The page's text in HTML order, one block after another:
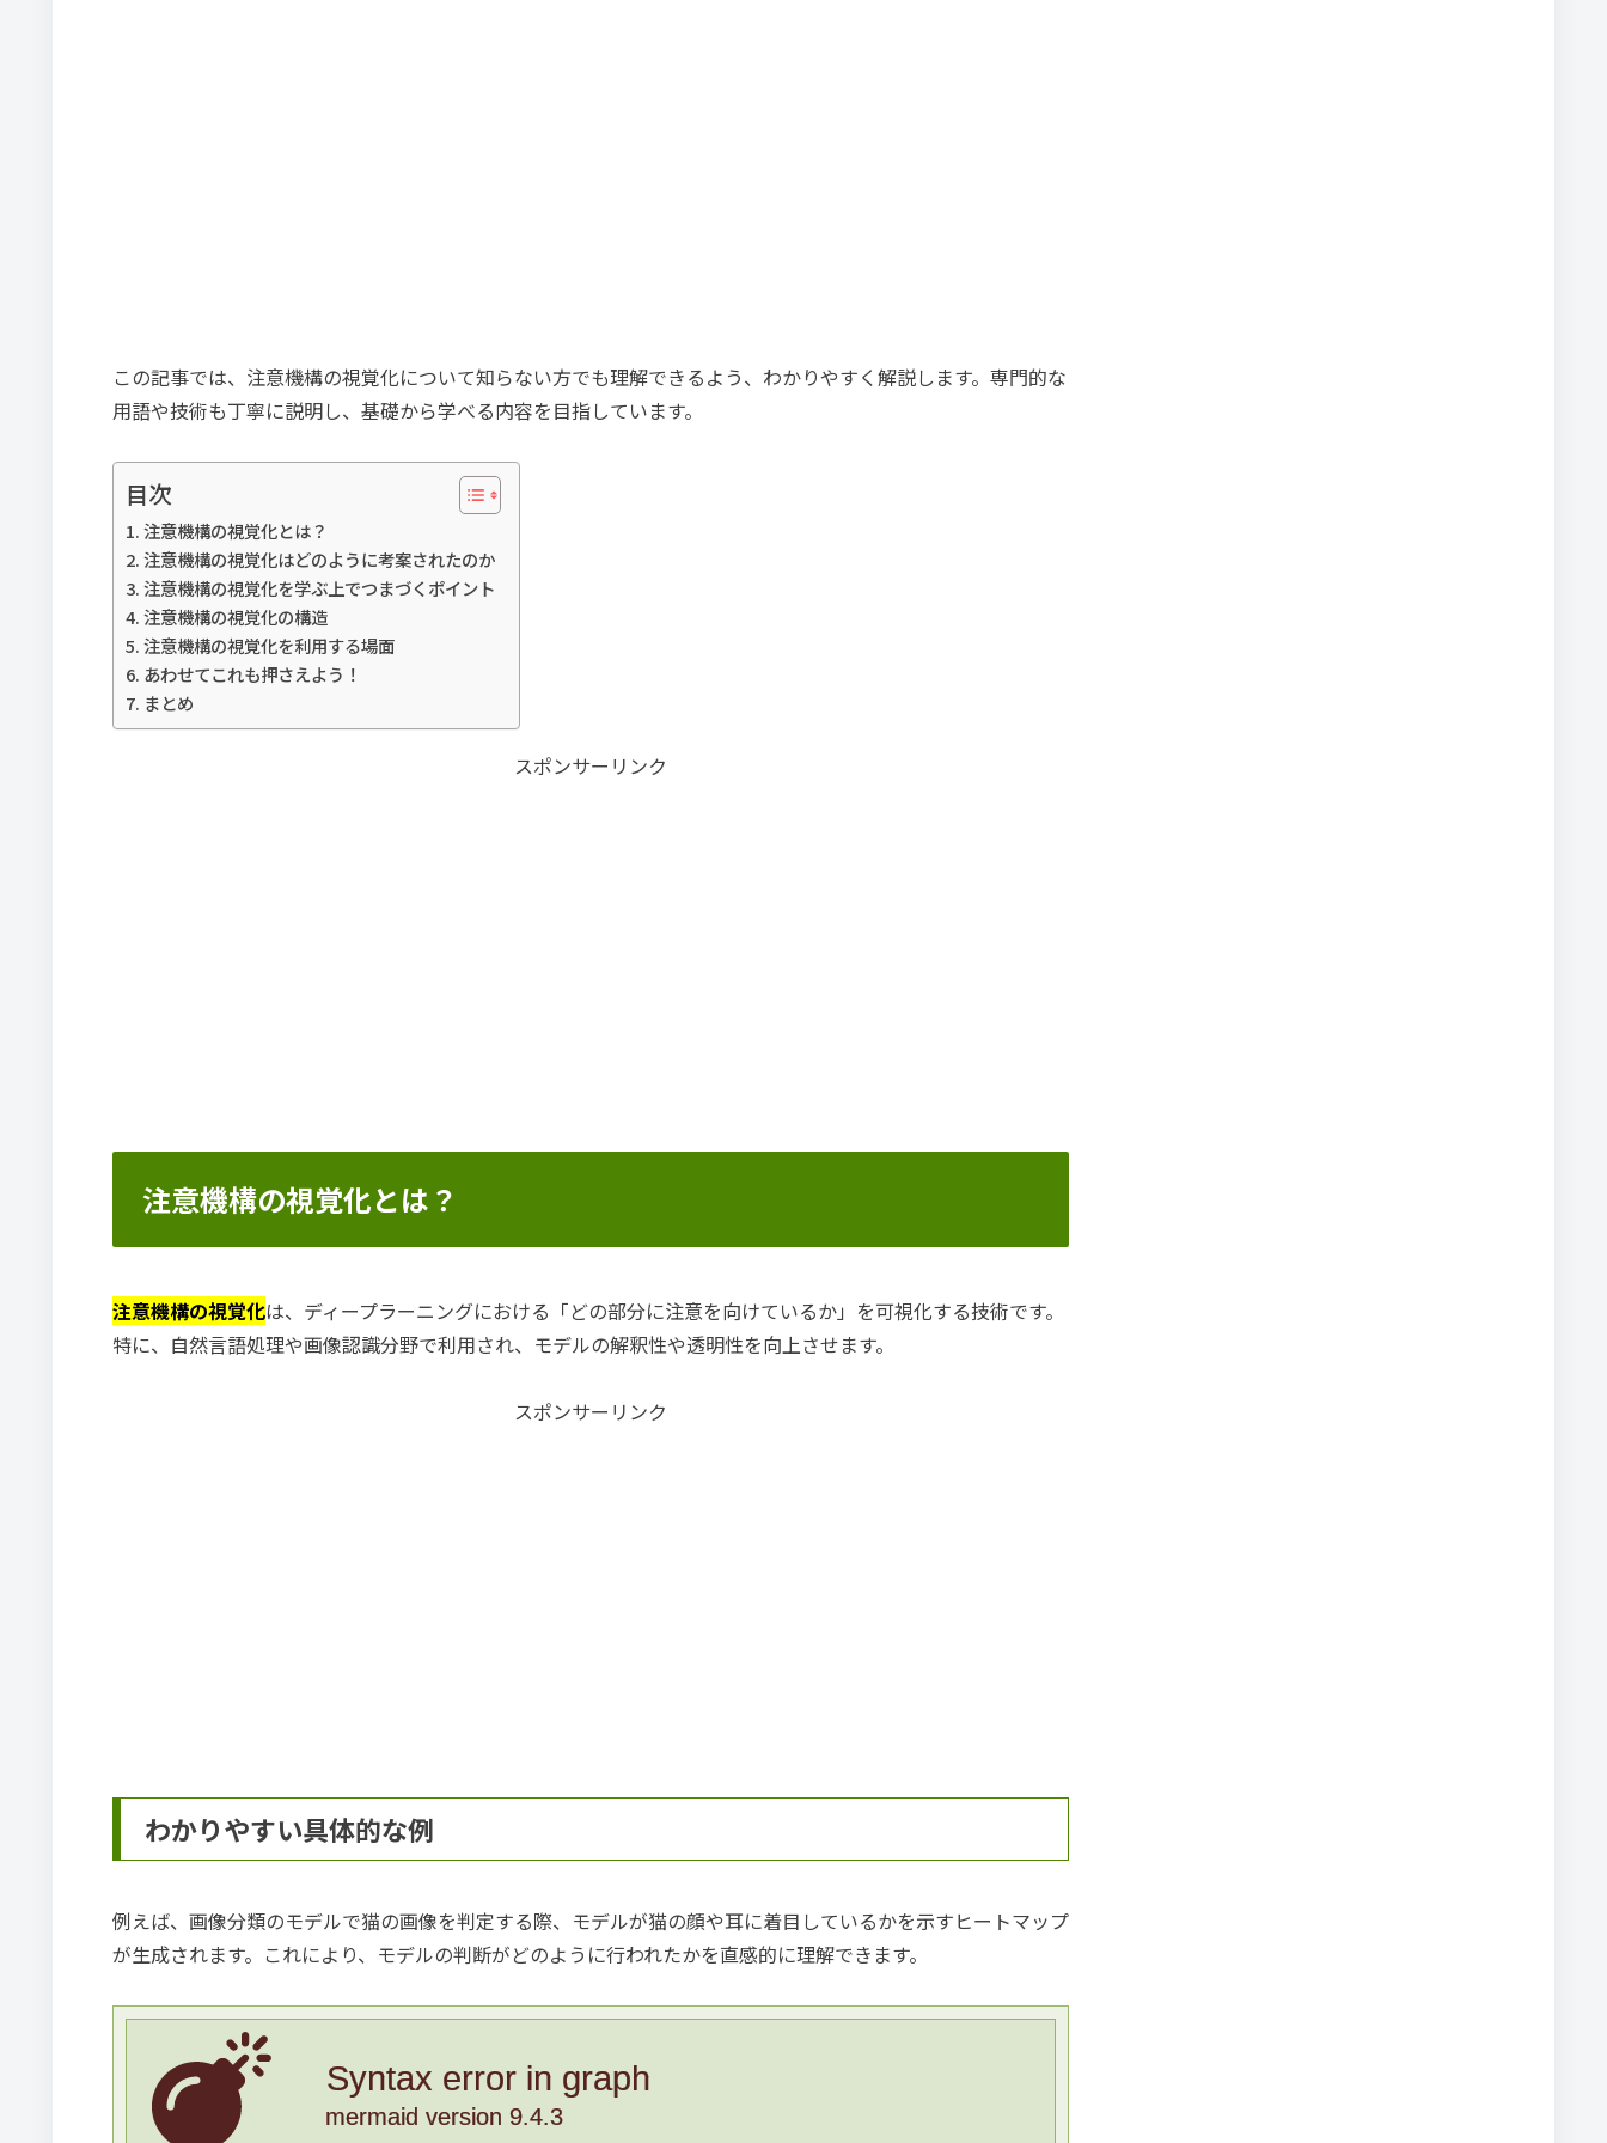
この記事では、注意機構の視覚化について知らない方でも理解できるよう、わかりやすく解説します。専門的な
用語や技術も丁寧に説明し、基礎から学べる内容を目指しています。
目次
注意機構の視覚化とは？
注意機構の視覚化はどのように考案されたのか
注意機構の視覚化を学ぶ上でつまづくポイント
注意機構の視覚化の構造
注意機構の視覚化を利用する場面
あわせてこれも押さえよう！
まとめ
スポンサーリンク
注意機構の視覚化とは？
注意機構の視覚化は、ディープラーニングにおける「どの部分に注意を向けているか」を可視化する技術です。
特に、自然言語処理や画像認識分野で利用され、モデルの解釈性や透明性を向上させます。
スポンサーリンク
わかりやすい具体的な例
例えば、画像分類のモデルで猫の画像を判定する際、モデルが猫の顔や耳に着目しているかを示すヒートマップ
が生成されます。これにより、モデルの判断がどのように行われたかを直感的に理解できます。
Syntax error in graph
mermaid version 9.4.3